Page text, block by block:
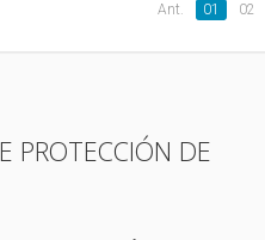
Ant. 01 02
PROTECCIÓN DE